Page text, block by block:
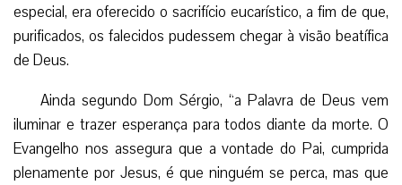
especial, era oferecido o sacrifício eucarístico, a fim de que,
purificados, os falecidos pudessem chegar à visão beatífica
de Deus.
Ainda segundo Dom Sérgio, “a Palavra de Deus vem
iluminar e trazer esperança para todos diante da morte. O
Evangelho nos assegura que a vontade do Pai, cumprida
plenamente por Jesus, é que ninguém se perca, mas que